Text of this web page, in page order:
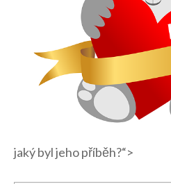
jaký byl jeho příběh?“>